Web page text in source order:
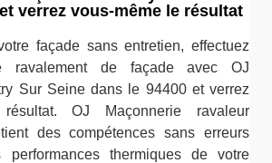
verrez vous-même le résultat
façade sans entretien, effectuez
ravalement de façade avec OJ
Sur Seine dans le 94400 et verrez
OJ Maçonnerie ravaleur
des compétences sans erreurs
thermiques de votre